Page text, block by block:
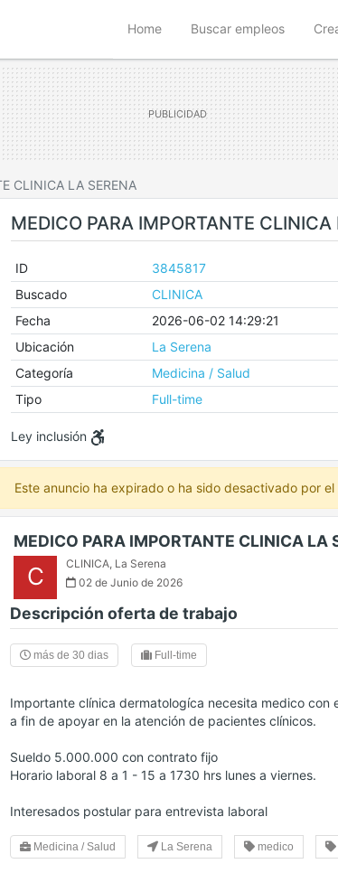
Home(current)Buscar empleos
CLINICA LA SERENA
MEDICO PARA IMPORTANTE CLINICA
ID
3845817
Buscado
CLINICA
Fecha
2026-06-02 14:29:21
Ubicación
La Serena
Categoría
Medicina / Salud
Tipo
Full-time
Ley inclusión
Este anuncio ha expirado o ha sido desactivado por el
MEDICO PARA IMPORTANTE CLINICA LA
C CLINICA, La Serena
02 de Junio de 2026
Descripción oferta de trabajo
más de 30 dias Full-time
Importante clínica dermatologíca necesita medico
a fin de apoyar en la atención de pacientes clínicos.
Sueldo 5.000.000 con contrato fijo
Horario laboral 8 a 1 - 15 a 1730 hrs lunes a viernes.
Interesados postular para entrevista laboral
Medicina / Salud La Serena medico